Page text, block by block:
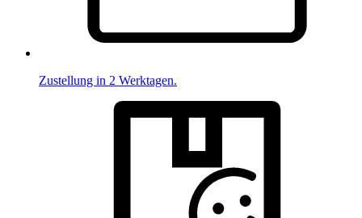
Zustellung in 2 Werktagen.